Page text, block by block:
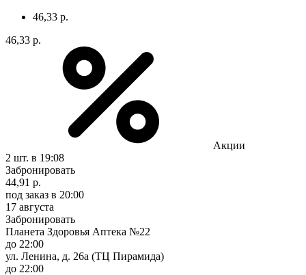
46,33 р.
46,33 р.
Акции
2 шт. в 19:08
Забронировать
44,91 р.
под заказ в 20:00
17 августа
Забронировать
Планета Здоровья Аптека №22
до 22:00
ул. Ленина, д. 26а (ТЦ Пирамида)
до 22:00